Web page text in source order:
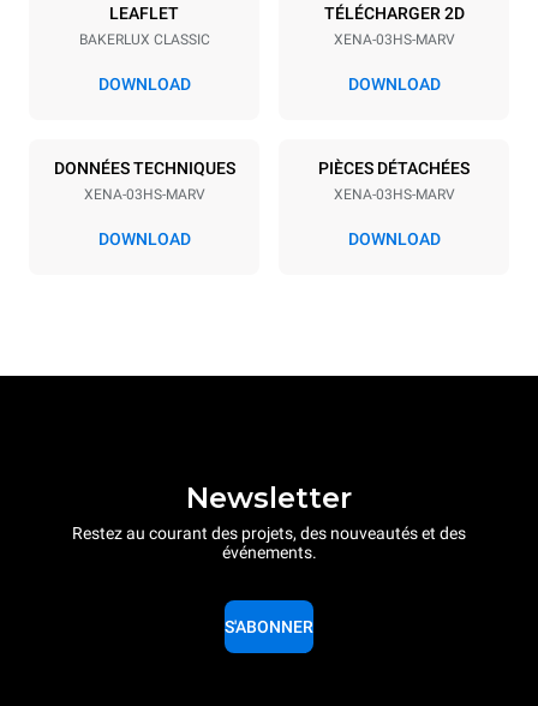
3 460x330
Espace entre les plaques
Alimentation
Tension
230V 1N~
Énergie électrique
3 kW
LEAFLET
BAKERLUX CLASSIC
DOWNLOAD
TÉLÉCHARGER 2D
XENA-03HS-MARV
DOWNLOAD
DONNÉES TECHNIQUES
XENA-03HS-MARV
DOWNLOAD
PIÈCES DÉTACHÉES
XENA-03HS-MARV
DOWNLOAD
Newsletter
Restez au courant des projets, des nouveautés et des
événements.
S'ABONNER